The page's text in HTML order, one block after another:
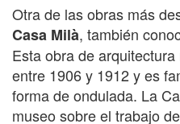
Otra de las obras más
Casa Milà, también
Esta obra de
entre 1906 y 1912 y es
forma de ondulada. La
museo sobre el trabajo